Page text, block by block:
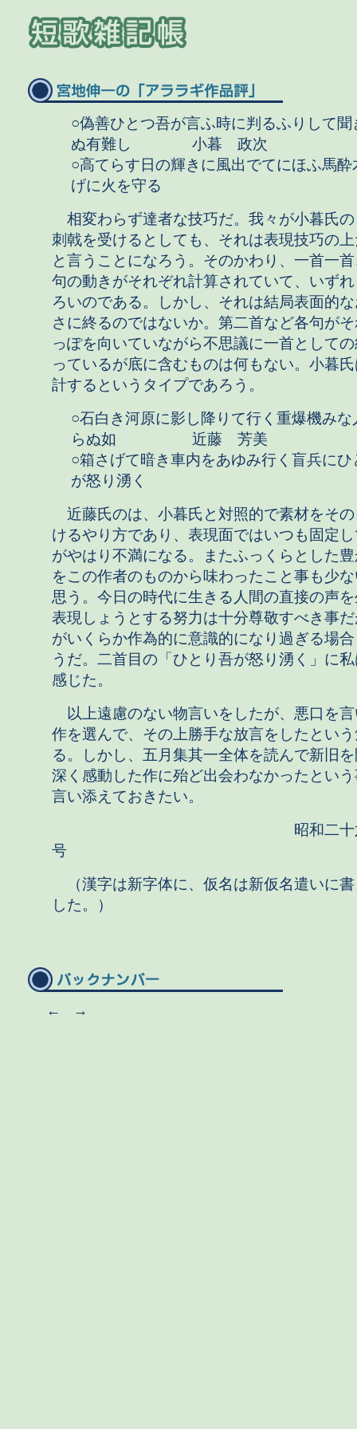
○偽善ひとつ吾が言ふ時に判るふりして聞
ぬ有難し 小暮 政次
○高てらす日の輝きに風出でてにほふ馬酔
げに火を守る
相変わらず達者な技巧だ。我々が小暮氏
刺戟を受けるとしても、それは表現技巧の
と言うことになろう。そのかわり、一首一
句の動きがそれぞれ計算されていて、いず
ろいのである。しかし、それは結局表面的
さに終るのではないか。第二首など各句が
っぽを向いていながら不思議に一首として
っているが底に含むものは何もない。小暮
計するというタイプであろう。
○石白き河原に影し降りて行く重爆機みな
らぬ如 近藤 芳美
○箱さげて暗き車内をあゆみ行く盲兵にひ
が怒り湧く
近藤氏のは、小暮氏と対照的で素材をそ
けるやり方であり、表現面ではいつも固定
がやはり不満になる。またふっくらとした
をこの作者のものから味わったこと事も少
思う。今日の時代に生きる人間の直接の声
表現しょうとする努力は十分尊敬すべき事
がいくらか作為的に意識的になり過ぎる場
うだ。二首目の「ひとり吾が怒り湧く」に
感じた。
以上遠慮のない物言いをしたが、悪口を
作を選んで、その上勝手な放言をしたとい
る。しかし、五月集其一全体を読んで新旧
深く感動した作に殆ど出会わなかったとい
言い添えておきたい。
昭和二十六年
号
（漢字は新字体に、仮名は新仮名遣いに
した。）
← →